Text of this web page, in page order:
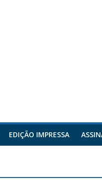
EDIÇÃO IMPRESSA